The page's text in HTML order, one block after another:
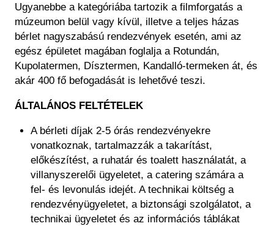
Ugyanebbe a kategóriába tartozik a filmforgatás a
múzeumon belül vagy kívül, illetve a teljes házas
bérlet nagyszabású rendezvények esetén, ami az
egész épületet magában foglalja a Rotundán,
Kupolatermen, Dísztermen, Kandalló-termeken át, és
akár 400 fő befogadását is lehetővé teszi.
ÁLTALÁNOS FELTÉTELEK
A bérleti díjak 2-5 órás rendezvényekre
vonatkoznak, tartalmazzák a takarítást,
előkészítést, a ruhatár és toalett használatát, a
villanyszerelői ügyeletet, a catering számára a
fel- és levonulás idejét. A technikai költség a
rendezvényügyeletet, a biztonsági szolgálatot, a
technikai ügyeletet és az információs táblákat